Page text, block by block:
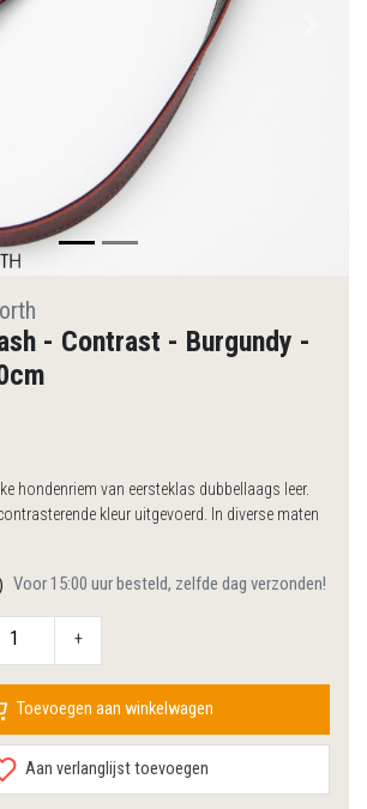
- Contrast - Burgundy -
hondenriem van eersteklas dubbellaags leer.
kleur uitgevoerd. In diverse maten
Voor 15:00 uur besteld, zelfde dag verzonden!
+
Toevoegen aan winkelwagen
Aan verlanglijst toevoegen